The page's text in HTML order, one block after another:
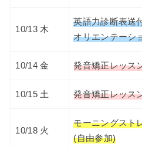
10/13 木
英語力診断表送
オリエンテーシ
10/14 金 発音矯正レッス
10/15 土 発音矯正レッス
10/18 火
モーニングスト
(自由参加)